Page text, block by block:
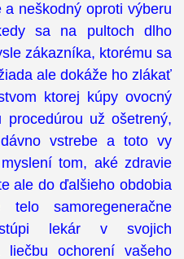
neškodný oproti výberu
sa na pultoch dlho
zákazníka, ktorému sa
ale dokáže ho zlákať
ktorej kúpy ovocný
procedúrou už ošetrený,
vstrebe a toto vy
tom, aké zdravie
ale do ďalšieho obdobia
samoregeneračne
lekár v svojich
liečbu ochorení vašeho